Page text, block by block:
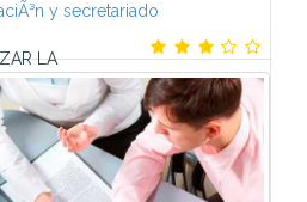
y secretariado
LA
FINANCIERA DE LA
anuales de la empresa. El
y ganancias.